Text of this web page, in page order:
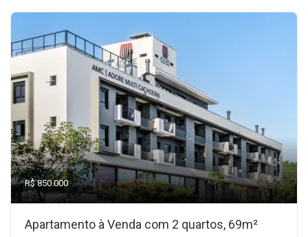
R$ 850.000
Apartamento à Venda com 2 quartos, 69m²